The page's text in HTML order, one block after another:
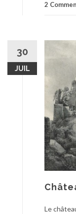
2
30
JUIL
Le